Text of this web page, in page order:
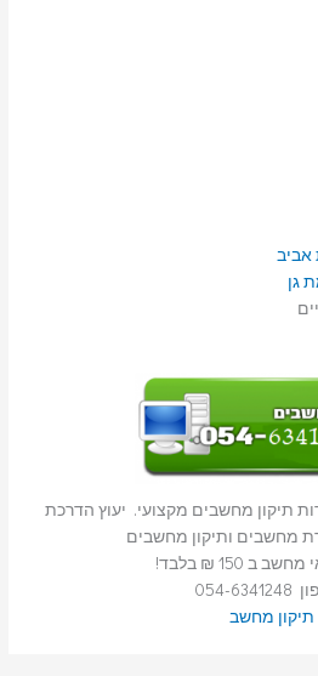
גן
תיקון מחשבים מקצועי. יעוץ הדרכת
מחשבים ותיקון מחשבים
ב 150 ₪ בלבד!
תיקון מחשב